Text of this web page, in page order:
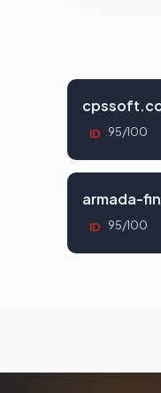
ID 95/100
armada-
ID 95/100